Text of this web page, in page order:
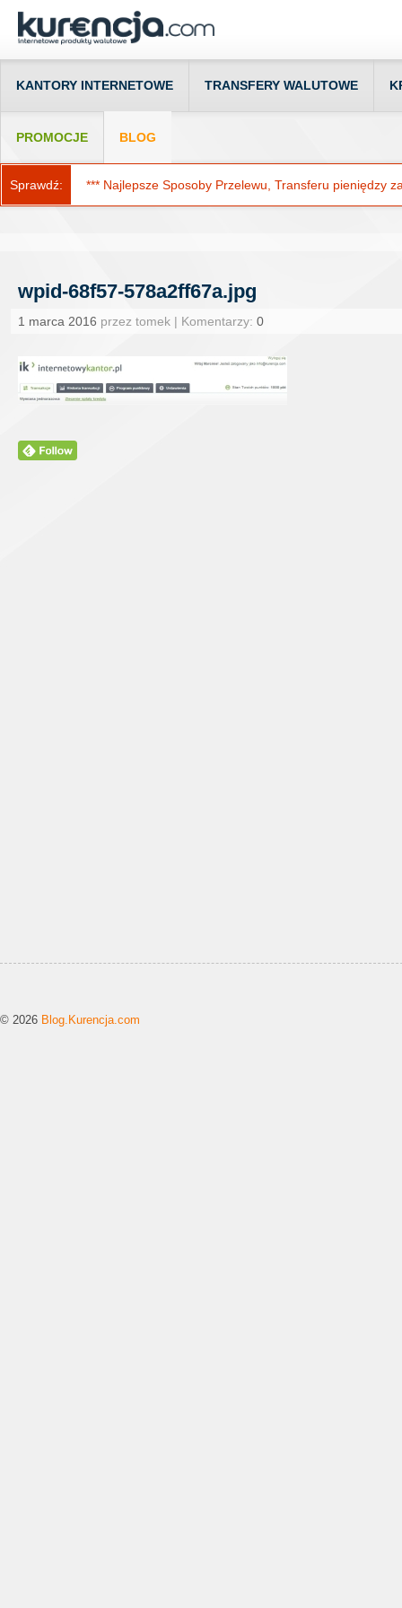
KANTORY INTERNETOWE TRANSFERY WALUTOWE
PROMOCJE BLOG
Sprawdź: *** Najlepsze Sposoby Przelewu, Transferu pieniędzy
wpid-68f57-578a2ff67a.jpg
1 marca 2016 przez tomek | Komentarzy: 0
© 2026 Blog.Kurencja.com